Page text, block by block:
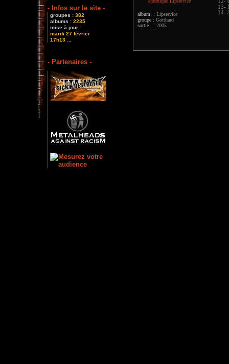
- Infos sur le site -
groupes : 382
albums : 2235
mise à jour :
mardi 27 février
17h13 ...
- Partenaires -
album : Lipservice
groupe : Gotthard
sortie : 2005
12-
13-
14-